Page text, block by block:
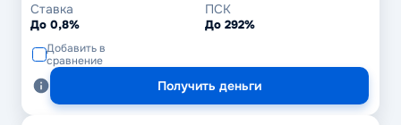
Ставка
До 0,8%
ПСК
До 292%
Добавить в
сравнение
Получить деньги